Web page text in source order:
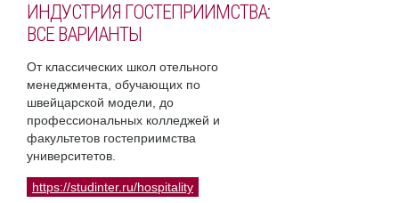
ИНДУСТРИЯ ГОСТЕПРИИМСТВА:
ВСЕ ВАРИАНТЫ
От классических школ отельного
менеджмента, обучающих по
швейцарской модели, до
профессиональных колледжей и
факультетов гостеприимства
университетов.
https://studinter.ru/hospitality